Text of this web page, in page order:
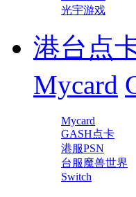
光宇游戏
港台点
Mycard
Mycard
GASH点卡
港服PSN
台服魔兽世界
Switch